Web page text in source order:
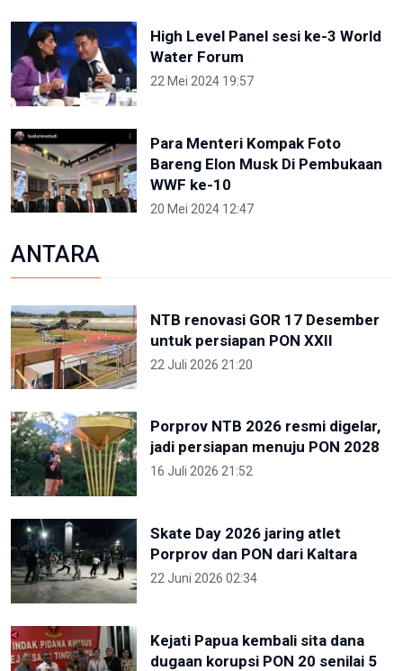
High Level Panel sesi ke-3 World
Water Forum
22 Mei 2024 19:57
Para Menteri Kompak Foto
Bareng Elon Musk Di Pembukaan
WWF ke-10
20 Mei 2024 12:47
ANTARA
NTB renovasi GOR 17 Desember
untuk persiapan PON XXII
22 Juli 2026 21:20
Porprov NTB 2026 resmi digelar,
jadi persiapan menuju PON 2028
16 Juli 2026 21:52
Skate Day 2026 jaring atlet
Porprov dan PON dari Kaltara
22 Juni 2026 02:34
Kejati Papua kembali sita dana
dugaan korupsi PON 20 senilai 5